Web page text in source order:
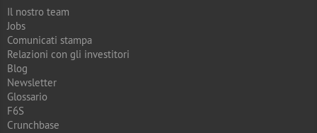
Il nostro team
Jobs
Comunicati stampa
Relazioni con gli investitori
Blog
Newsletter
Glossario
F6S
Crunchbase